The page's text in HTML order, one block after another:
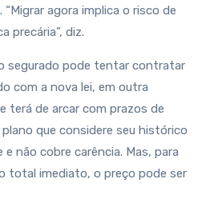
agora implica o risco de
precária”, diz.
segurado pode tentar contratar
com a nova lei, em outra
terá de arcar com prazos de
que considere seu histórico
não cobre carência. Mas, para
total imediato, o preço pode ser